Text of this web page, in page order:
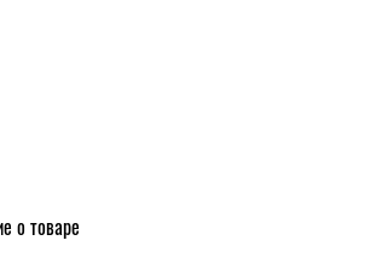
о товаре